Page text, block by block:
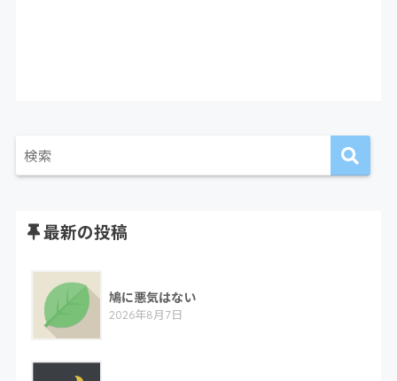
最新の投稿
鳩に悪気はない
2026年8月7日